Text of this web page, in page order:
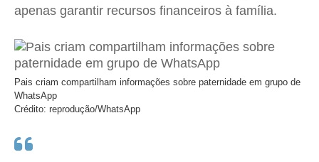
apenas garantir recursos financeiros à família.
Pais criam compartilham informações sobre paternidade em grupo de
WhatsApp
Crédito: reprodução/WhatsApp